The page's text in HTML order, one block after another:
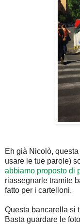
Eh già Nicolò,
usare le tue parole)
abbiamo proposto di
riassegnarle tramite
fatto per i cartelloni.
Questa bancarella si
Basta guardare le